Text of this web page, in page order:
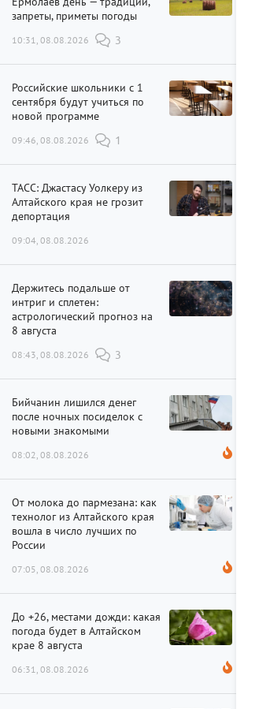
запреты, приметы погоды
10:31, 08.08.2026 3
Российские школьники с 1
сентября будут учиться по
новой программе
09:46, 08.08.2026 1
ТАСС: Джастасу Уолкеру из
Алтайского края не грозит
депортация
09:04, 08.08.2026
Держитесь подальше от
интриг и сплетен:
астрологический прогноз на
8 августа
08:43, 08.08.2026 3
Бийчанин лишился денег
после ночных посиделок с
новыми знакомыми
08:02, 08.08.2026
От молока до пармезана: как
технолог из Алтайского края
вошла в число лучших по
России
07:05, 08.08.2026
До +26, местами дожди: какая
погода будет в Алтайском
крае 8 августа
06:31, 08.08.2026